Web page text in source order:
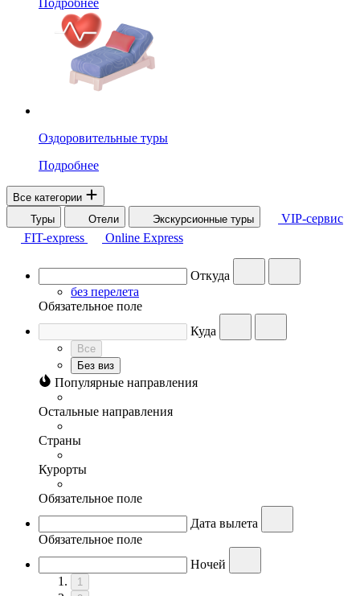
Подробнее
Оздоровительные туры
Подробнее
Все категории
Туры
Отели Экскурсионные туры
VIP-сервис
FIT-express
Online Express
Откуда
без перелета
Обязательное поле
Куда
Все
Без виз
Популярные направления
Остальные направления
Страны
Курорты
Обязательное поле
Дата вылета
Обязательное поле
Ночей
1